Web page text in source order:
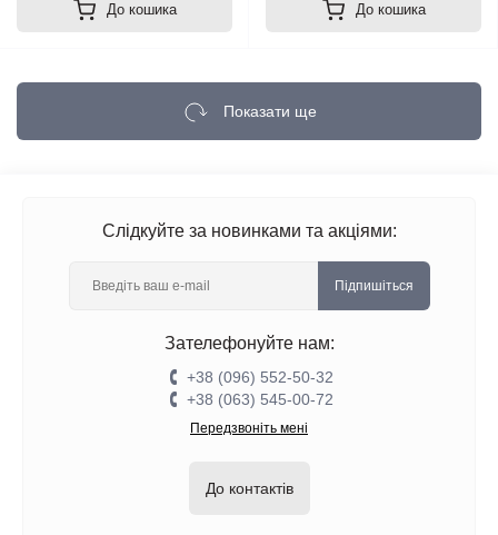
До кошика До кошика
Показати ще
Слідкуйте за новинками та акціями:
Підпишіться
Зателефонуйте нам:
+38 (096) 552-50-32
+38 (063) 545-00-72
Передзвоніть мені
До контактів